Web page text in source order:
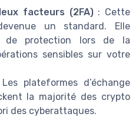
facteurs (2FA): Cette
un standard. Elle
de protection lors de la
sensibles sur votre
plateformes d’échange
la majorité des crypto
des cyberattaques.